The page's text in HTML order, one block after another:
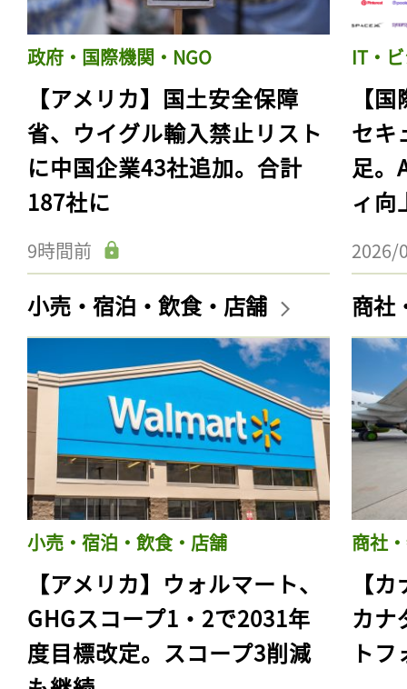
政府・国際機関・NGO
【アメリカ】国土安全保障
省、ウイグル輸入禁止リスト
に中国企業43社追加。合計
187社に
9時間前
IT・
【
セキ
足。
ィ向
2026/
小売・宿泊・飲食・店舗
小売・宿泊・飲食・店舗
【アメリカ】ウォルマート、
GHGスコープ1・2で2031年
度目標改定。スコープ3削減
商社
商社
【
カナ
ト